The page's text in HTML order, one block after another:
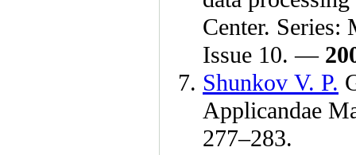
Center. Series:
Issue 10. —
Shunkov V. P.
Applicandae
277–283.